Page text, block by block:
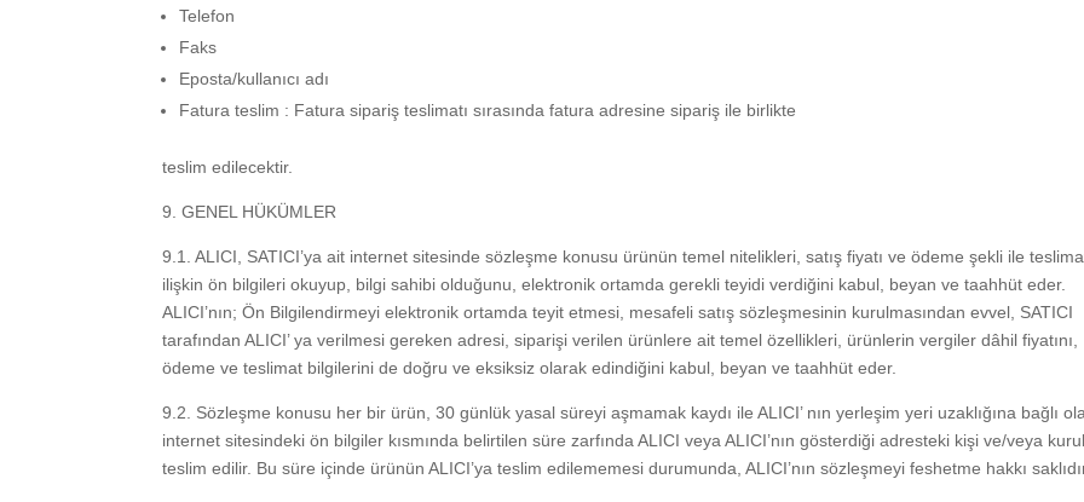
Telefon
Faks
Eposta/kullanıcı adı
Fatura teslim : Fatura sipariş teslimatı sırasında fatura adresine sipariş ile birlikte
teslim edilecektir.
9. GENEL HÜKÜMLER
9.1. ALICI, SATICI’ya ait internet sitesinde sözleşme konusu ürünün temel nitelikleri, satış fiyatı ve ödeme şekli ile
ilişkin ön bilgileri okuyup, bilgi sahibi olduğunu, elektronik ortamda gerekli teyidi verdiğini kabul, beyan ve taahhüt eder.
ALICI’nın; Ön Bilgilendirmeyi elektronik ortamda teyit etmesi, mesafeli satış sözleşmesinin kurulmasından evvel, SATICI
tarafından ALICI’ ya verilmesi gereken adresi, siparişi verilen ürünlere ait temel özellikleri, ürünlerin vergiler dâhil fiyatını,
ödeme ve teslimat bilgilerini de doğru ve eksiksiz olarak edindiğini kabul, beyan ve taahhüt eder.
9.2. Sözleşme konusu her bir ürün, 30 günlük yasal süreyi aşmamak kaydı ile ALICI’ nın yerleşim yeri uzaklığına bağlı
internet sitesindeki ön bilgiler kısmında belirtilen süre zarfında ALICI veya ALICI’nın gösterdiği adresteki kişi ve/veya
teslim edilir. Bu süre içinde ürünün ALICI’ya teslim edilememesi durumunda, ALICI’nın sözleşmeyi feshetme hakkı